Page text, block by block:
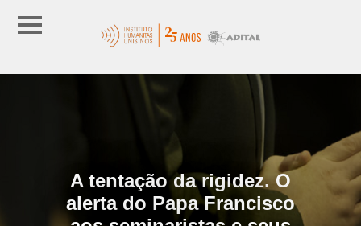
A tentação da rigidez. O
alerta do Papa Francisco